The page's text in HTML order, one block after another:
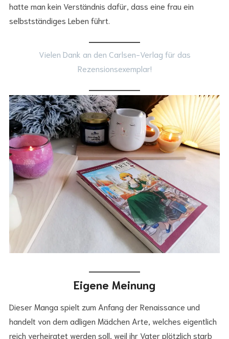
hatte man kein Verständnis dafür, dass eine frau ein
selbstständiges Leben führt.
Vielen Dank an den Carlsen-Verlag für das
Rezensionsexemplar!
Eigene Meinung
Dieser Manga spielt zum Anfang der Renaissance und
handelt von dem adligen Mädchen Arte, welches eigentlich
reich verheiratet werden soll, weil ihr Vater plötzlich starb